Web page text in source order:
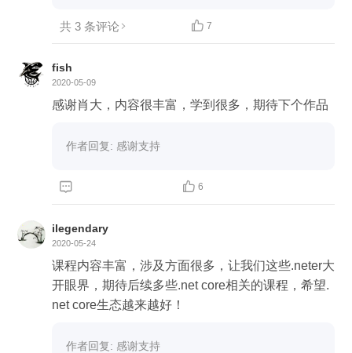
共 3 条评论  7
fish
2020-05-09
感谢肖大，内容很丰富，学到很多，期待下个作品
作者回复: 感谢支持
  6
ilegendary
2020-05-24
课程内容丰富，涉及方面很多，让我们这些.neter大
开眼界，期待后续多些.net core相关的课程，希望.
net core生态越来越好！
作者回复: 感谢支持